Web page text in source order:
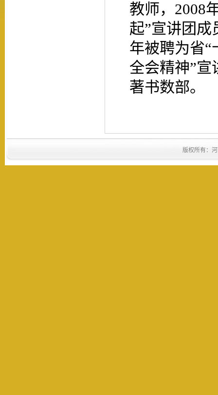
教师， 2008
起”宣讲团
年被聘为省
全会精神”
著书数部。
版权所有：